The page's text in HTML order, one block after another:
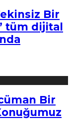
Bir
tüm dijital
Bir